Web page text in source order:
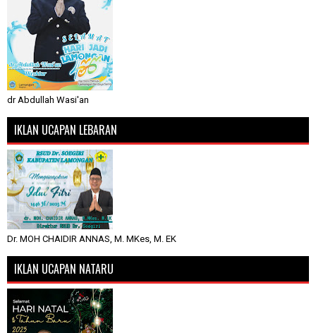
dr Abdullah Wasi'an
IKLAN UCAPAN LEBARAN
Dr. MOH CHAIDIR ANNAS, M. MKes, M. EK
IKLAN UCAPAN NATARU